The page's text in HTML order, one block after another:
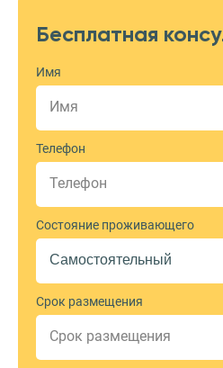
Бесплатная
Имя
Телефон
Состояние проживающего
Срок размещения